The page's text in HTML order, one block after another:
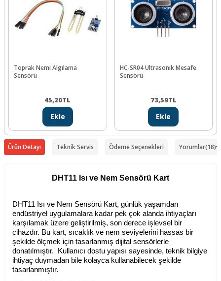
Toprak Nemi Algılama
Sensörü
45,20TL
Ekle
HC-SR04 Ultrasonik Mesafe
Sensörü
73,59TL
Ekle
Ürün Detayı Teknik Servis Ödeme Seçenekleri Yorumlar(18)
DHT11 Isı ve Nem Sensörü Kart
DHT11 Isı ve Nem Sensörü Kart, günlük yaşamdan
endüstriyel uygulamalara kadar pek çok alanda ihtiyaçları
karşılamak üzere geliştirilmiş, son derece işlevsel bir
cihazdır. Bu kart, sıcaklık ve nem seviyelerini hassas bir
şekilde ölçmek için tasarlanmış dijital sensörlerle
donatılmıştır.
Kullanıcı dostu yapısı sayesinde, teknik bilgiye
ihtiyaç duymadan bile kolayca kullanabilecek şekilde
tasarlanmıştır.